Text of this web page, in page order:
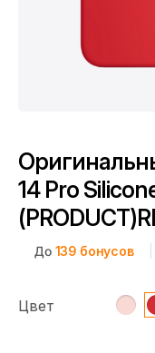
14 Pro
До 139 бонусов
Цвет